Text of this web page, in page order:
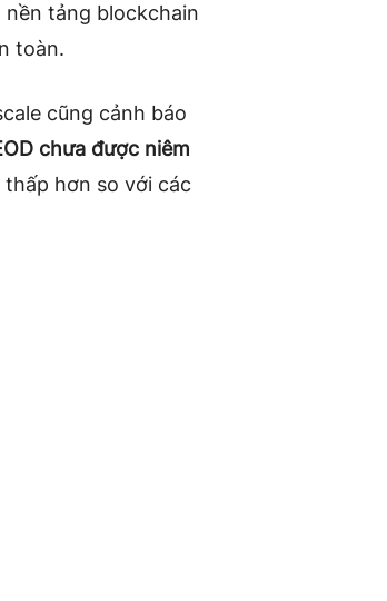
tảng blockchain
toàn.
cũng cảnh báo
chưa được niêm
hơn so với các